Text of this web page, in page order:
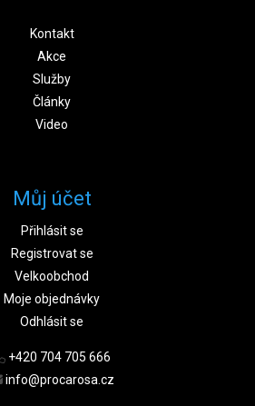
Kontakt
Akce
Služby
Články
Video
Můj účet
Přihlásit se
Registrovat se
Velkoobchod
Moje objednávky
Odhlásit se
+420 704 705 666
info@procarosa.cz